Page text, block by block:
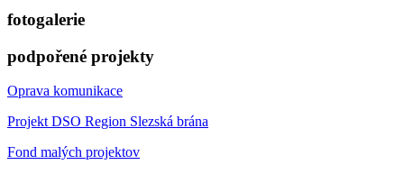
fotogalerie
podpořené projekty
Oprava komunikace
Projekt DSO Region Slezská brána
Fond malých projektov